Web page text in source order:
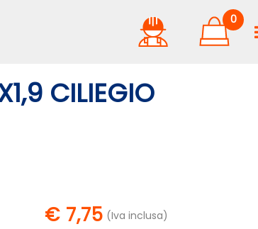
0
CILIEGIO
€ 7,75 (Iva inclusa)